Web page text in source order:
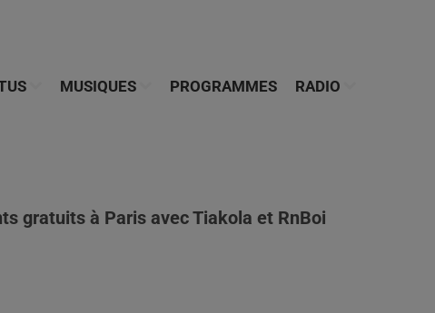
MUSIQUES PROGRAMMES RADIO
gratuits à Paris avec Tiakola et RnBoi